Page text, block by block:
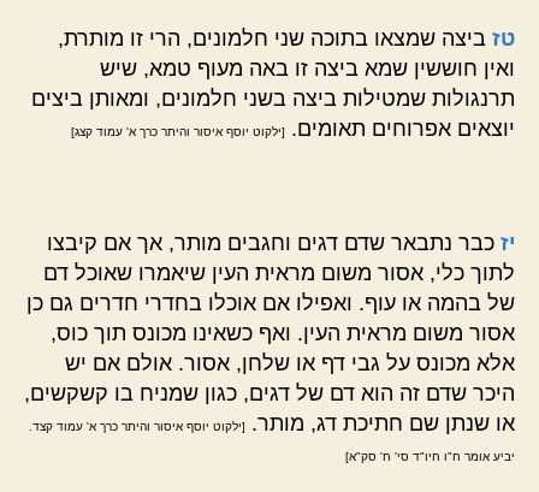
טז ביצה שמצאו בתוכה שני חלמונים, הרי זו מותרת,
ואין חוששין שמא ביצה זו באה מעוף טמא, שיש
תרנגולות שמטילות ביצה בשני חלמונים, ומאותן ביצים
יוצאים אפרוחים תאומים.
[ילקוט יוסף איסור והיתר כרך א' עמוד קצג]
יז כבר נתבאר שדם דגים וחגבים מותר, אך אם קיבצו
לתוך כלי, אסור משום מראית העין שיאמרו שאוכל דם
של בהמה או עוף. ואפילו אם אוכלו בחדרי חדרים גם כן
אסור משום מראית העין. ואף כשאינו מכונס תוך כוס,
אלא מכונס על גבי דף או שלחן, אסור. אולם אם יש
היכר שדם זה הוא דם של דגים, כגון שמניח בו קשקשים,
או שנתן שם חתיכת דג, מותר.
[ילקוט יוסף איסור והיתר כרך א' עמוד קצד.
יביע אומר ח"ו חיו"ד סי' ח' סק"א]